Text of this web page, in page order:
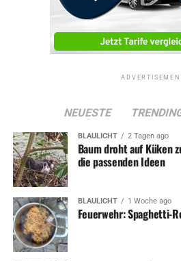
Bei allen Onlineaktivitäten werde
Serviceprinzip im Vordergrund
Kunde zu Fuß, telefonisch oder
werden immer alles geben, um
erfüllen“, verspricht Hans-Günter
Monatsende August wieder
Bild: Hans-Günter Draht zeigt
Internet
NEUESTE
BLAULICHT 2 Tagen ago
Baum droht auf Küken
die passenden Ideen
BLAULICHT 1 Woche ago
Feuerwehr: Spaghetti-